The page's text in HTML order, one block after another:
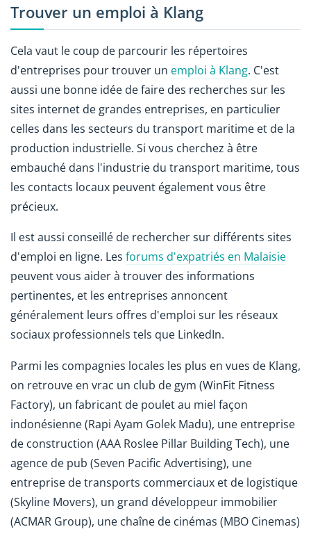
Trouver un emploi à Klang
Cela vaut le coup de parcourir les répertoires
d'entreprises pour trouver un emploi à Klang. C'est
aussi une bonne idée de faire des recherches sur les
sites internet de grandes entreprises, en particulier
celles dans les secteurs du transport maritime et de la
production industrielle. Si vous cherchez à être
embauché dans l'industrie du transport maritime, tous
les contacts locaux peuvent également vous être
précieux.
Il est aussi conseillé de rechercher sur différents sites
d'emploi en ligne. Les forums d'expatriés en Malaisie
peuvent vous aider à trouver des informations
pertinentes, et les entreprises annoncent
généralement leurs offres d'emploi sur les réseaux
sociaux professionnels tels que LinkedIn.
Parmi les compagnies locales les plus en vues de Klang,
on retrouve en vrac un club de gym (WinFit Fitness
Factory), un fabricant de poulet au miel façon
indonésienne (Rapi Ayam Golek Madu), une entreprise
de construction (AAA Roslee Pillar Building Tech), une
agence de pub (Seven Pacific Advertising), une
entreprise de transports commerciaux et de logistique
(Skyline Movers), un grand développeur immobilier
(ACMAR Group), une chaîne de cinémas (MBO Cinemas)